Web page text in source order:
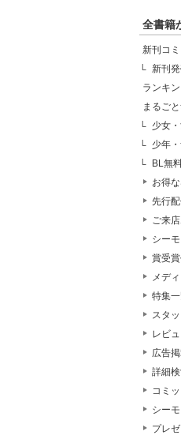
全書籍
新刊コ
新刊
ランキ
まるご
少女
少年
BL無
お得
先行
ご来
シー
賞受
メデ
特集
スタ
レビ
広告
詳細
コミ
シー
プレ